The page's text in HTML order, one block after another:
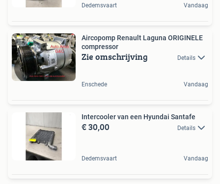
Dedemsvaart Vandaag
Aircopomp Renault Laguna ORIGINELE
compressor
Zie omschrijving Details
Enschede Vandaag
Intercooler van een Hyundai Santafe
€ 30,00 Details
Dedemsvaart Vandaag